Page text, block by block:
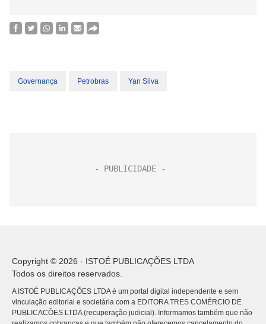
Governança Petrobras Yan Silva
Copyright © 2026 - ISTOÉ PUBLICAÇÕES LTDA
Todos os direitos reservados.
A ISTOÉ PUBLICAÇÕES LTDA é um portal digital independente e sem
vinculação editorial e societária com a EDITORA TRES COMÉRCIO DE
PUBLICACÕES LTDA (recuperação judicial). Informamos também que não